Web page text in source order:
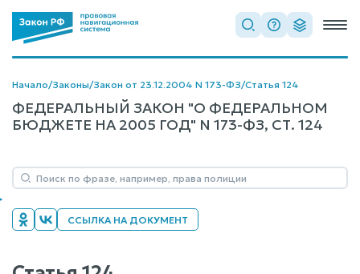
Начало/Законы/Закон от 23.12.2004 N 173-ФЗ/Статья 124
ФЕДЕРАЛЬНЫЙ ЗАКОН "О ФЕДЕРАЛЬНОМ
БЮДЖЕТЕ НА 2005 ГОД" N 173-ФЗ, СТ. 124
ССЫЛКА НА ДОКУМЕНТ